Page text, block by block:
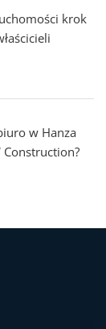
krok
w Hanza
Construction?